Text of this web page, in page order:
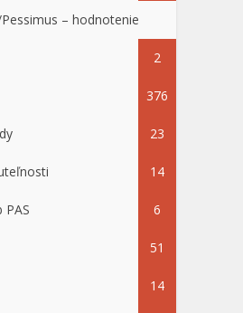
– hodnotenie
2
376
23
14
PAS 6
51
14